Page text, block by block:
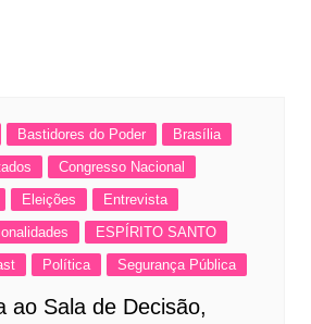
Bastidores do Poder
Brasília
Congresso Nacional
Eleições
Entrevista
ESPÍRITO SANTO
Política Segurança Pública
ao Sala de Decisão,